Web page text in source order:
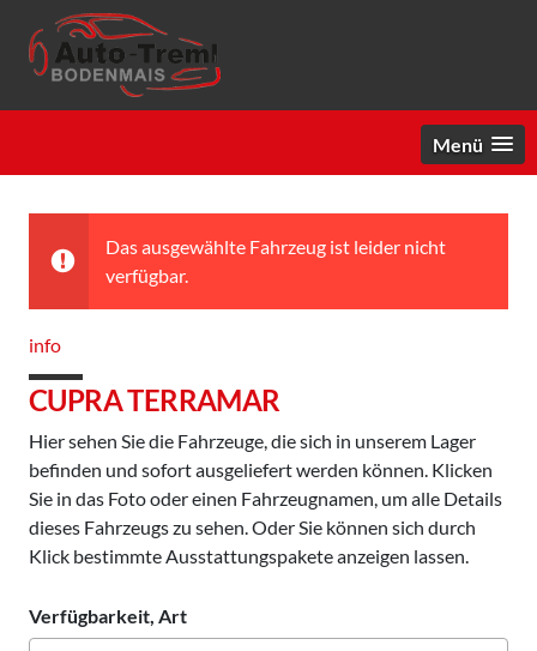
Menü
Das ausgewählte Fahrzeug ist leider nicht
verfügbar.
info
CUPRA TERRAMAR
Hier sehen Sie die Fahrzeuge, die sich in unserem Lager
befinden und sofort ausgeliefert werden können. Klicken
Sie in das Foto oder einen Fahrzeugnamen, um alle Details
dieses Fahrzeugs zu sehen. Oder Sie können sich durch
Klick bestimmte Ausstattungspakete anzeigen lassen.
Verfügbarkeit, Art